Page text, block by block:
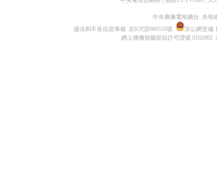
中央廣播電視總台 央視
違法和不良信息舉報 京ICP證060535號
京公網安備
網上傳播視聽節目許可證號 0102002